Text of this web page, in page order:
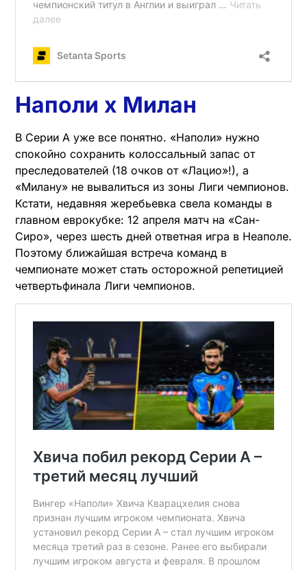
Наполи х Милан
В Серии А уже все понятно. «Наполи» нужно
спокойно сохранить колоссальный запас от
преследователей (18 очков от «Лацио»!), а
«Милану» не вывалиться из зоны Лиги чемпионов.
Кстати, недавняя жеребьевка свела команды в
главном еврокубке: 12 апреля матч на «Сан-
Сиро», через шесть дней ответная игра в Неаполе.
Поэтому ближайшая встреча команд в
чемпионате может стать осторожной репетицией
четвертьфинала Лиги чемпионов.